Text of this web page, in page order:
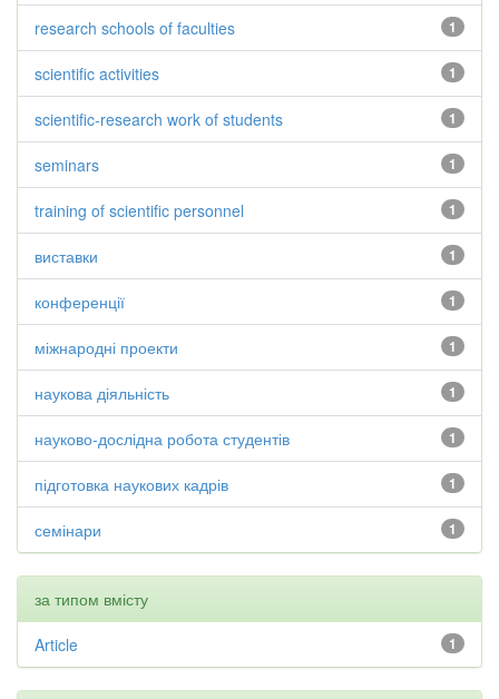
1
research schools of faculties
1
scientific activities
1
scientific-research work of students
1
seminars
1
training of scientific personnel
1
виставки
1
конференції
1
міжнародні проекти
1
наукова діяльність
1
науково-дослідна робота студентів
1
підготовка наукових кадрів
1
семінари
за типом вмісту
1
Article